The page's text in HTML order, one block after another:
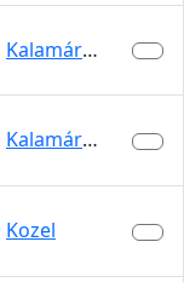
Kalamárka
Kalamárka
Kozel